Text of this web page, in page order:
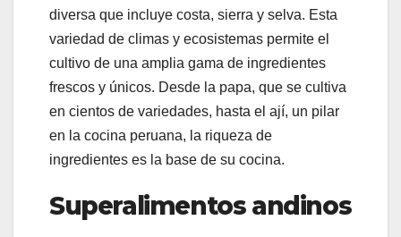
diversa que incluye costa, sierra y selva. Esta
variedad de climas y ecosistemas permite el
cultivo de una amplia gama de ingredientes
frescos y únicos. Desde la papa, que se cultiva
en cientos de variedades, hasta el ají, un pilar
en la cocina peruana, la riqueza de
ingredientes es la base de su cocina.
Superalimentos andinos